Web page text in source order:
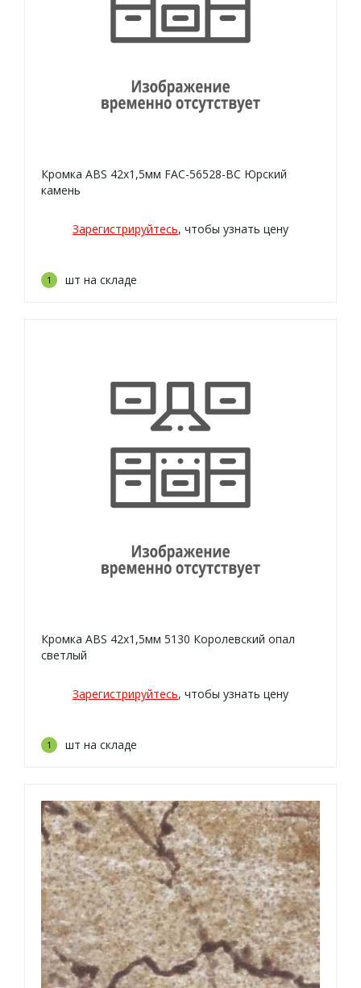
Кромка ABS 42х1,5мм FAC-56528-BC Юрский
камень
Зарегистрируйтесь, чтобы узнать цену
1 шт на складе
Кромка ABS 42х1,5мм 5130 Королевский опал
светлый
Зарегистрируйтесь, чтобы узнать цену
1 шт на складе